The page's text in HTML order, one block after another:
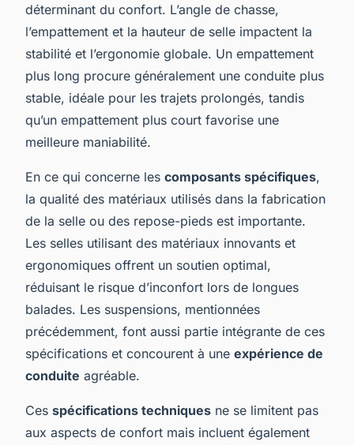
déterminant du confort. L’angle de chasse,
l’empattement et la hauteur de selle impactent la
stabilité et l’ergonomie globale. Un empattement
plus long procure généralement une conduite plus
stable, idéale pour les trajets prolongés, tandis
qu’un empattement plus court favorise une
meilleure maniabilité.
En ce qui concerne les composants spécifiques,
la qualité des matériaux utilisés dans la fabrication
de la selle ou des repose-pieds est importante.
Les selles utilisant des matériaux innovants et
ergonomiques offrent un soutien optimal,
réduisant le risque d’inconfort lors de longues
balades. Les suspensions, mentionnées
précédemment, font aussi partie intégrante de ces
spécifications et concourent à une expérience de
conduite agréable.
Ces spécifications techniques ne se limitent pas
aux aspects de confort mais incluent également